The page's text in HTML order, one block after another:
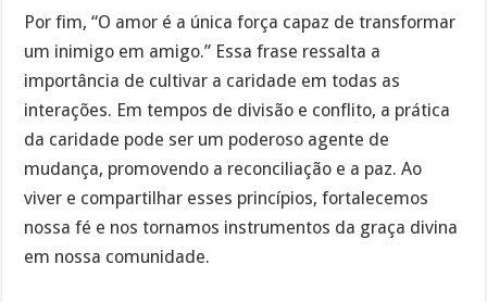
Por fim, “O amor é a única força capaz de transformar
um inimigo em amigo.” Essa frase ressalta a
importância de cultivar a caridade em todas as
interações. Em tempos de divisão e conflito, a prática
da caridade pode ser um poderoso agente de
mudança, promovendo a reconciliação e a paz. Ao
viver e compartilhar esses princípios, fortalecemos
nossa fé e nos tornamos instrumentos da graça divina
em nossa comunidade.